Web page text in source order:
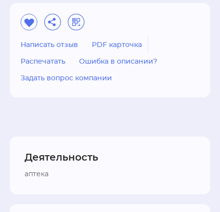
Написать отзыв PDF карточка
Распечатать Ошибка в описании?
Задать вопрос компании
Деятельность
аптека